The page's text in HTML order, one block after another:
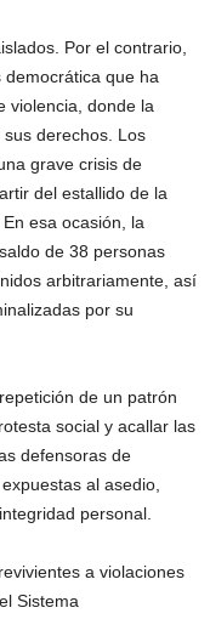
Por el contrario,
que ha
violencia, donde la
derechos. Los
grave crisis de
del estallido de la
esa ocasión, la
de 38 personas
arbitrariamente, así
por su
de un patrón
social y acallar las
defensoras de
al asedio,
personal.
a violaciones
Sistema